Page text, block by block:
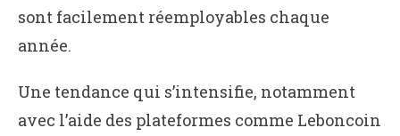
sont facilement réemployables chaque
année.
Une tendance qui s’intensifie, notamment
avec l’aide des plateformes comme Leboncoin